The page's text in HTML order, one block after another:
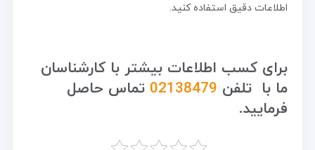
اطلاعات دقیق استفاده کنید.
برای کسب اطلاعات بیشتر با کارشناسان
ما با تلفن 02138479 تماس حاصل
فرمایید.